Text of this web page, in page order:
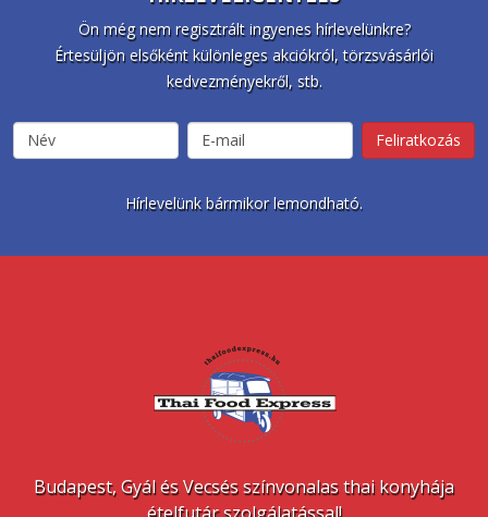
Ön még nem regisztrált ingyenes hírlevelünkre?
Értesüljön elsőként különleges akciókról, törzsvásárlói
kedvezményekről, stb.
Hírlevelünk bármikor lemondható.
Budapest, Gyál és Vecsés színvonalas thai konyhája